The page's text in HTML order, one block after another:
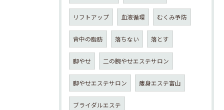
リフトアップ 血液循環 むくみ予防
背中の脂肪 落ちない 落とす
脚やせ 二の腕やせエステサロン
脚やせエステサロン 痩身エステ富山
ブライダルエステ